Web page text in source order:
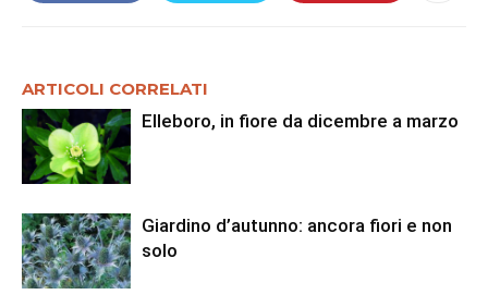
ARTICOLI CORRELATI
Elleboro, in fiore da dicembre a marzo
Giardino d’autunno: ancora fiori e non
solo